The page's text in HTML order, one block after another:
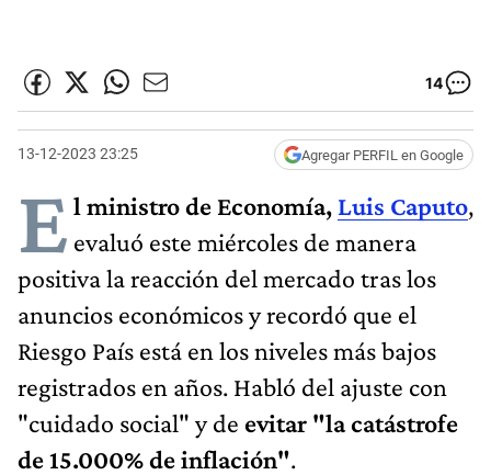
14
13-12-2023 23:25 Agregar PERFIL en Google
E l ministro de Economía, Luis Caputo,
evaluó este miércoles de manera
positiva la reacción del mercado tras los
anuncios económicos y recordó que el
Riesgo País está en los niveles más bajos
registrados en años. Habló del ajuste con
"cuidado social" y de evitar "la catástrofe
de 15.000% de inflación".